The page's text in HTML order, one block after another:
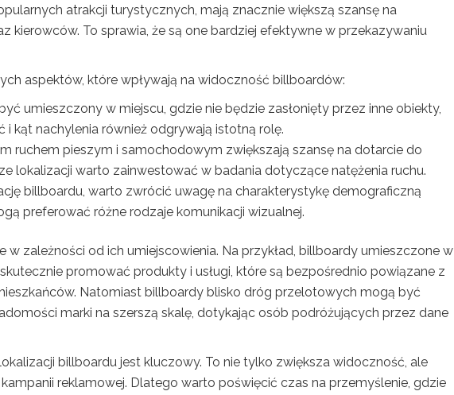
atrakcji turystycznych, mają znacznie większą szansę na
kierowców. To sprawia, że są one bardziej efektywne w przekazywaniu
aspektów, które wpływają na widoczność billboardów:
umieszczony w miejscu, gdzie nie będzie zasłonięty przez inne obiekty,
i kąt nachylenia również odgrywają istotną rolę.
ruchem pieszym i samochodowym zwiększają szansę na dotarcie do
lokalizacji warto zainwestować w badania dotyczące natężenia ruchu.
billboardu, warto zwrócić uwagę na charakterystykę demograficzną
preferować różne rodzaje komunikacji wizualnej.
w zależności od ich umiejscowienia. Na przykład, billboardy umieszczone w
promować produkty i usługi, które są bezpośrednio powiązane z
Natomiast billboardy blisko dróg przelotowych mogą być
marki na szerszą skalę, dotykając osób podróżujących przez dane
billboardu jest kluczowy. To nie tylko zwiększa widoczność, ale
reklamowej. Dlatego warto poświęcić czas na przemyślenie, gdzie